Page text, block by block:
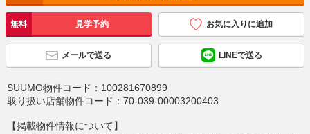
無料 見学予約 お気に入りに追加
メールで送る LINEで送る
SUUMO物件コード： 100281670899
取り扱い店舗物件コード： 70-039-00003200403
【掲載物件情報について】